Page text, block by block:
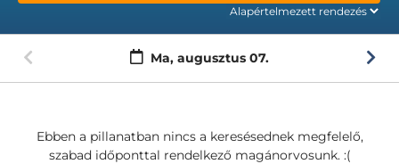
Ma, augusztus 07.
Ebben a pillanatban nincs a keresésednek megfelelő,
szabad időponttal rendelkező magánorvosunk. :(